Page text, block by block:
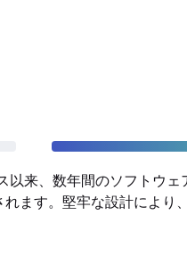
来、数年間のソフトウ
ます。堅牢な設計により